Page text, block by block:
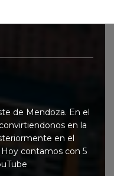
de Mendoza. En el
en la
en el
contamos con 5